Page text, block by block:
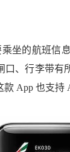
坐的航班信
、行李带有
App 也支持